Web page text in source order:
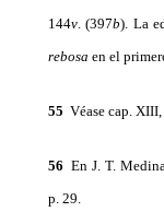
144v . (397b). La
rebosa en el
55 Véase cap. XIII,
56 En J. T. Medina,
p. 29.